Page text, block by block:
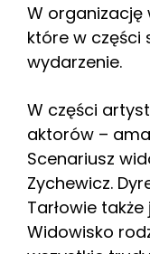
W organizację
które w części
wydarzenie.
W części
aktorów –
Scenariusz
Zychewicz.
Tarłowie
Widowisko